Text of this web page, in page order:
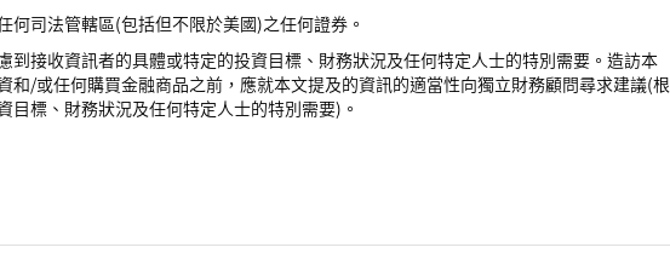
實質威脅？Google 於2026年3月底推出的
發了短期市場擔憂，但不太可能破壞AI帶
推論工作負載的效率，而不是減少結構性的
記憶體並降低每次推論的成本，但由此帶來
總體工作負載，將持續支撐HBM和先進
視為一個週期延長者而非週期破壞者，它
何司法管轄區(包括但不限於美國)之任何證券。
到接收資訊者的具體或特定的投資目標、財務狀況及任何特定人士的特別需要。造訪本
和/或任何購買金融商品之前，應就本文提及的資訊的適當性向獨立財務顧問尋求建議(根
目標、財務狀況及任何特定人士的特別需要)。